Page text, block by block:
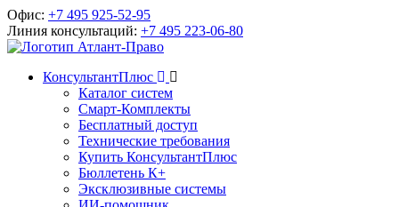
Офис: +7 495 925-52-95
Линия консультаций: +7 495 223-06-80
КонсультантПлюс
Каталог систем
Смарт-Комплекты
Бесплатный доступ
Технические требования
Купить КонсультантПлюс
Бюллетень К+
Эксклюзивные системы